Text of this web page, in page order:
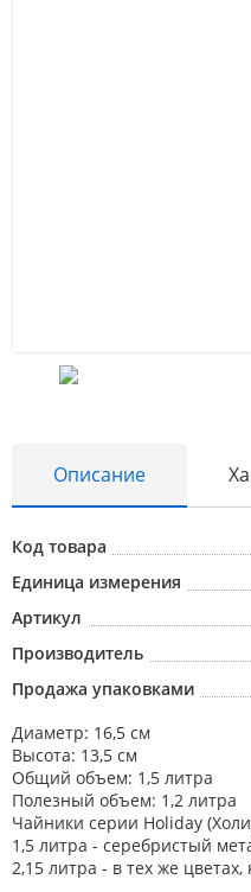
Описание
Код товара
Единица измерения
Артикул
Производитель
Продажа упаковками
Диаметр: 16,5 см
Высота: 13,5 см
Общий объем: 1,5 литра
Полезный объем: 1,2 литра
Чайники серии Holiday
1,5 литра - серебристый
2,15 литра - в тех же